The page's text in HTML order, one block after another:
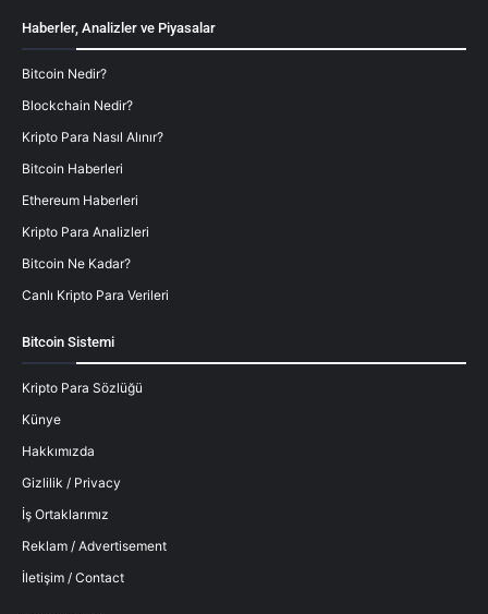
Haberler, Analizler ve Piyasalar
Bitcoin Nedir?
Blockchain Nedir?
Kripto Para Nasıl Alınır?
Bitcoin Haberleri
Ethereum Haberleri
Kripto Para Analizleri
Bitcoin Ne Kadar?
Canlı Kripto Para Verileri
Bitcoin Sistemi
Kripto Para Sözlüğü
Künye
Hakkımızda
Gizlilik / Privacy
İş Ortaklarımız
Reklam / Advertisement
İletişim / Contact